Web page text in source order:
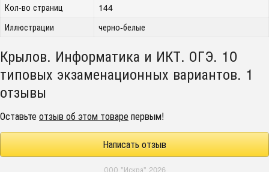
Кол-во страниц
144
Иллюстрации
черно-белые
Крылов. Информатика и ИКТ. ОГЭ. 10
типовых экзаменационных вариантов. 1
отзывы
Оставьтеотзыв об этом товарепервым!
Написать отзыв
ООО "Искра" 2026